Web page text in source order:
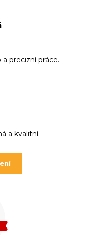
precizní práce.
a kvalitní.